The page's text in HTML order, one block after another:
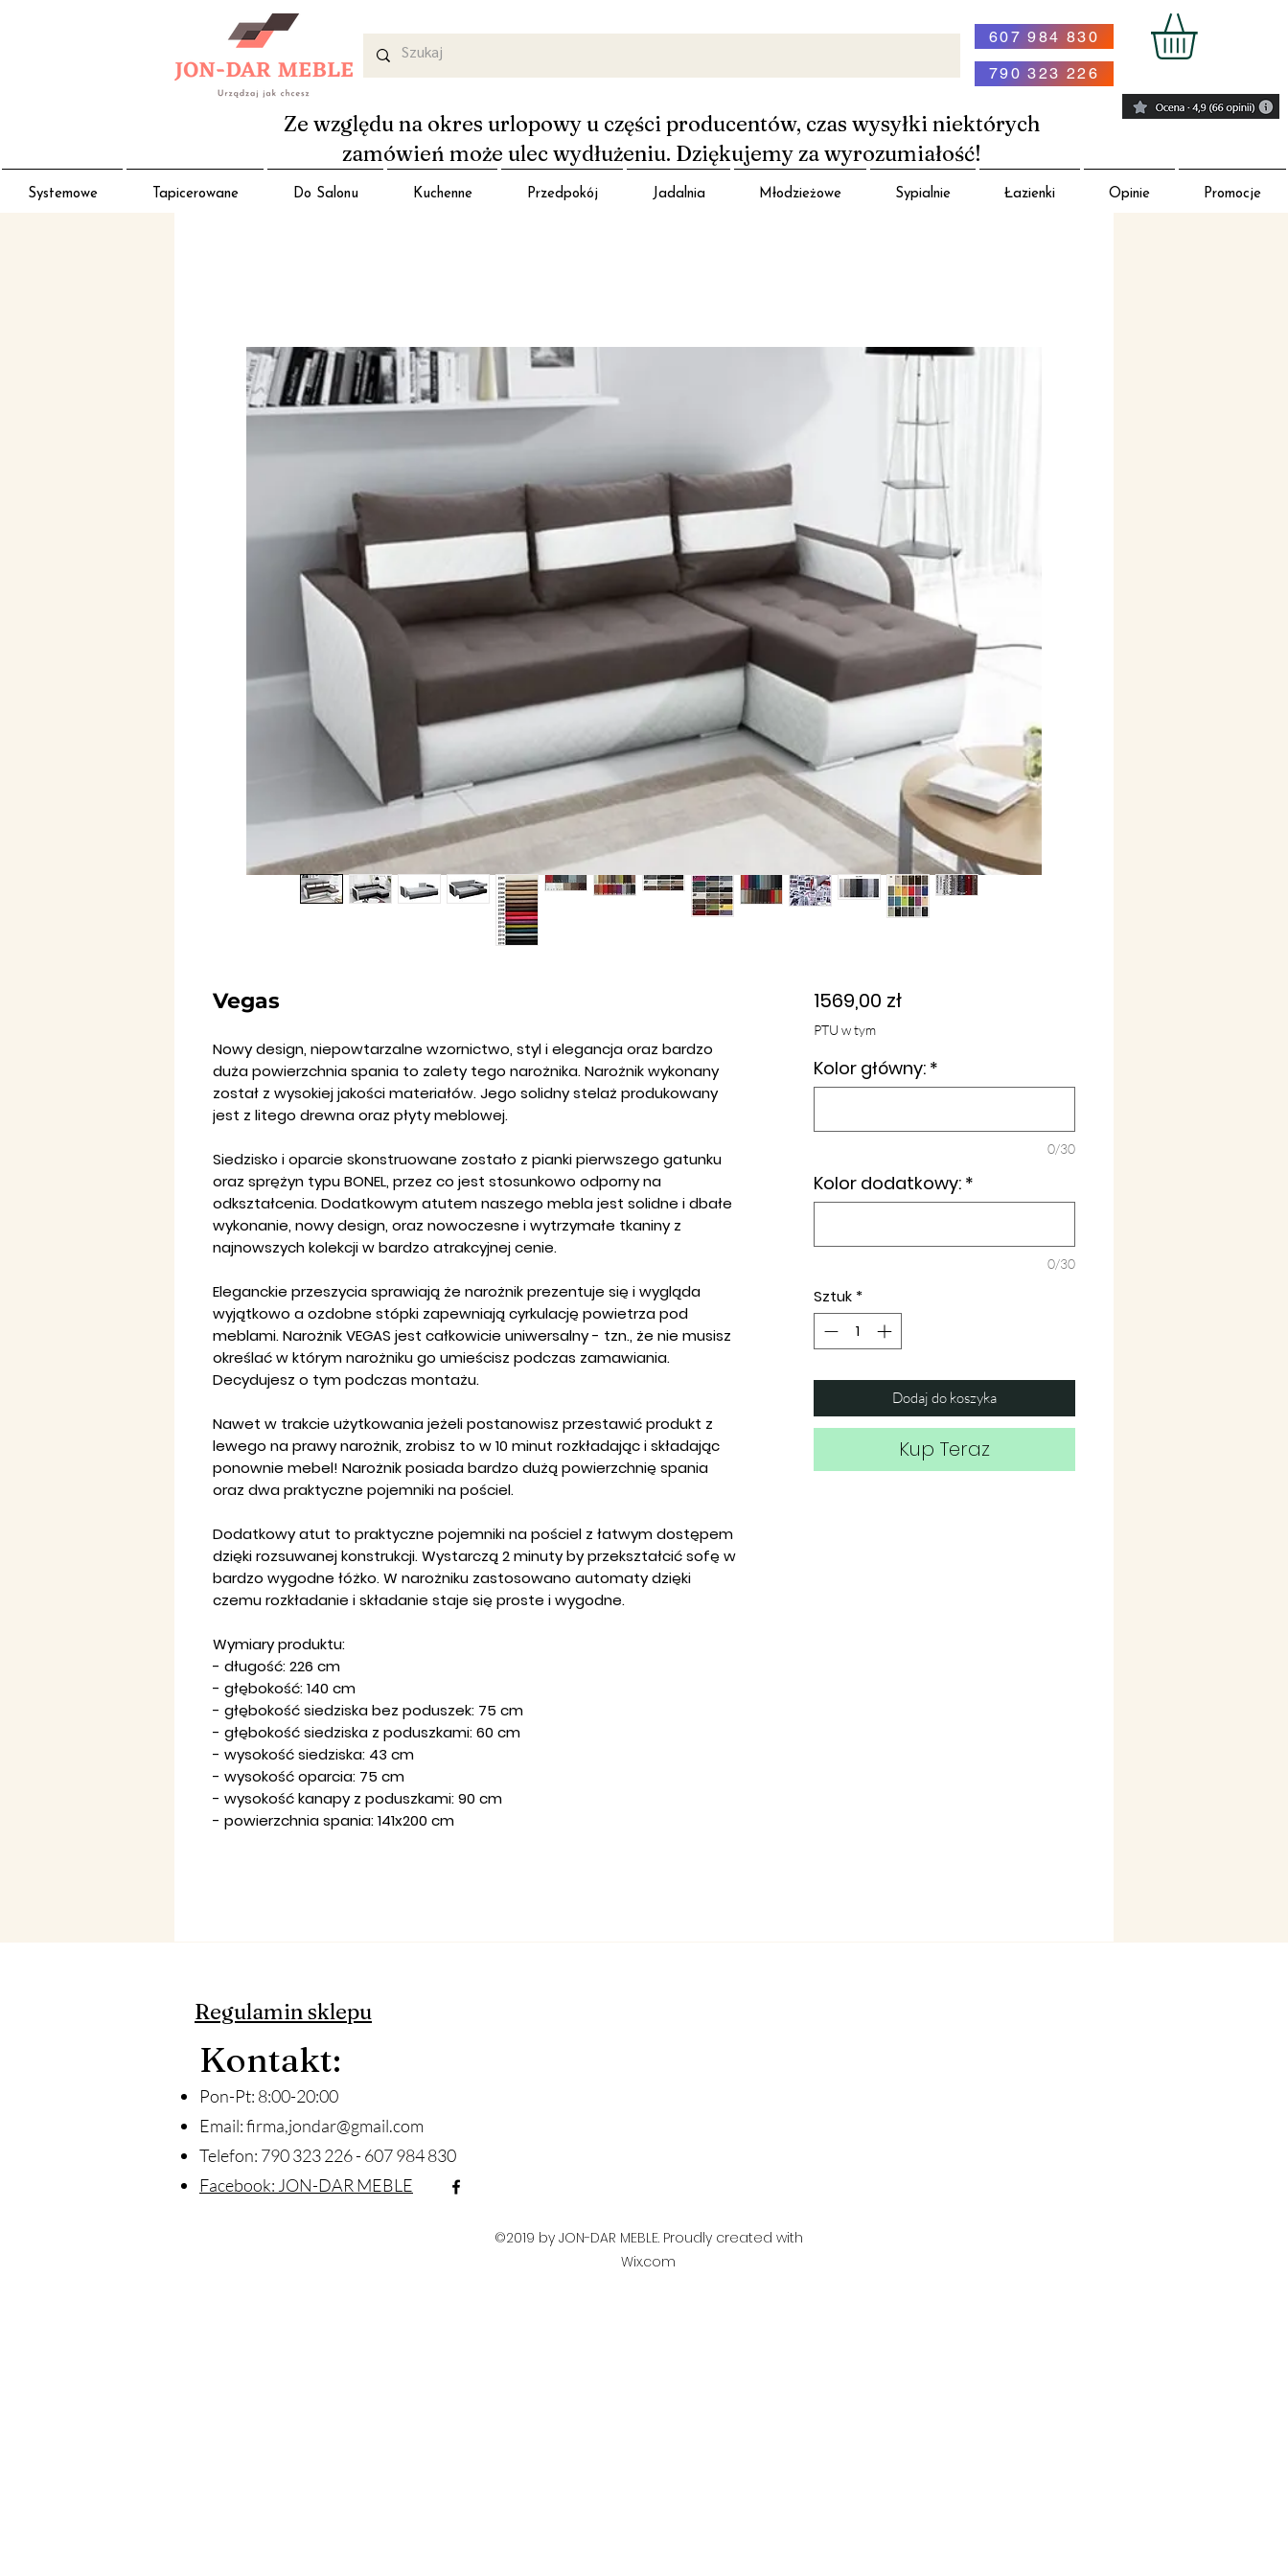
607 984 830
790 323 226
Ze względu na okres urlopowy u części producentów, czas wysyłki niektórych
zamówień może ulec wydłużeniu. Dziękujemy za wyrozumiałość!
Systemowe Tapicerowane Do Salonu Kuchenne Przedpokój Jadalnia Młodzieżowe Sypialnie Łazienki Opinie Promocje
Vegas
Nowy design, niepowtarzalne wzornictwo, styl i elegancja oraz bardzo
duża powierzchnia spania to zalety tego narożnika. Narożnik wykonany
został z wysokiej jakości materiałów. Jego solidny stelaż produkowany
jest z litego drewna oraz płyty meblowej.
Siedzisko i oparcie skonstruowane zostało z pianki pierwszego gatunku
oraz sprężyn typu BONEL, przez co jest stosunkowo odporny na
odkształcenia. Dodatkowym atutem naszego mebla jest solidne i dbałe
wykonanie, nowy design, oraz nowoczesne i wytrzymałe tkaniny z
najnowszych kolekcji w bardzo atrakcyjnej cenie.
Eleganckie przeszycia sprawiają że narożnik prezentuje się i wygląda
wyjątkowo a ozdobne stópki zapewniają cyrkulację powietrza pod
meblami. Narożnik VEGAS jest całkowicie uniwersalny - tzn., że nie musisz
określać w którym narożniku go umieścisz podczas zamawiania.
Decydujesz o tym podczas montażu.
Nawet w trakcie użytkowania jeżeli postanowisz przestawić produkt z
lewego na prawy narożnik, zrobisz to w 10 minut rozkładając i składając
ponownie mebel! Narożnik posiada bardzo dużą powierzchnię spania
oraz dwa praktyczne pojemniki na pościel.
Dodatkowy atut to praktyczne pojemniki na pościel z łatwym dostępem
dzięki rozsuwanej konstrukcji. Wystarczą 2 minuty by przekształcić sofę w
bardzo wygodne łóżko. W narożniku zastosowano automaty dzięki
czemu rozkładanie i składanie staje się proste i wygodne.
Wymiary produktu:
- długość: 226 cm
- głębokość: 140 cm
- głębokość siedziska bez poduszek: 75 cm
- głębokość siedziska z poduszkami: 60 cm
- wysokość siedziska: 43 cm
- wysokość oparcia: 75 cm
- wysokość kanapy z poduszkami: 90 cm
- powierzchnia spania: 141x200 cm
1569,00 złCena
PTU w tym
Kolor główny: *
0/30
Kolor dodatkowy: *
0/30
Sztuk *
Dodaj do koszyka
Kup Teraz
Regulamin sklepu
Kontakt:
Pon-Pt: 8:00-20:00
Email:firma,jondar@gmail.com
Telefon: 790 323 226 - 607 984 830​
Facebook: JON-DAR MEBLE
©2019 by JON-DAR MEBLE. Proudly created with
Wix.com